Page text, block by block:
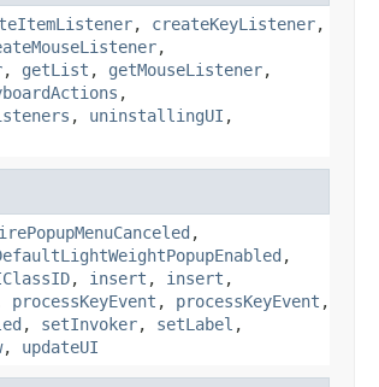
, createKeyListener,
,
, getList , getMouseListener,
,
, uninstallingUI ,
,
,
, insert , insert ,
processKeyEvent , processKeyEvent ,
, setInvoker, setLabel ,
, updateUI